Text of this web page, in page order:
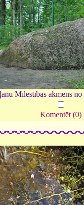
Mīlestības akmens
Komentēt (0)